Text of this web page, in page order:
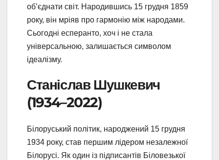
об’єднати світ. Народившись 15 грудня 1859
року, він мріяв про гармонію між народами.
Сьогодні есперанто, хоч і не стала
універсальною, залишається символом
ідеалізму.
Станіслав Шушкевич
(1934–2022)
Білоруський політик, народжений 15 грудня
1934 року, став першим лідером незалежної
Білорусі. Як один із підписантів Біловезької